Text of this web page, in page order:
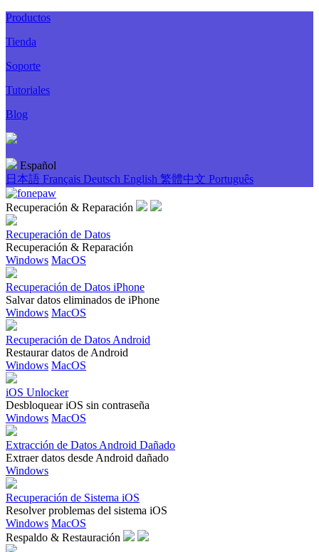
Productos
Tienda
Soporte
Tutoriales
Blog
Español
日本語 Français Deutsch English 繁體中文 Português
Recuperación & Reparación
Recuperación de Datos
Recuperación & Reparación
Windows MacOS
Recuperación de Datos iPhone
Salvar datos eliminados de iPhone
Windows MacOS
Recuperación de Datos Android
Restaurar datos de Android
Windows MacOS
iOS Unlocker
Desbloquear iOS sin contraseña
Windows MacOS
Extracción de Datos Android Dañado
Extraer datos desde Android dañado
Windows
Recuperación de Sistema iOS
Resolver problemas del sistema iOS
Windows MacOS
Respaldo & Restauración